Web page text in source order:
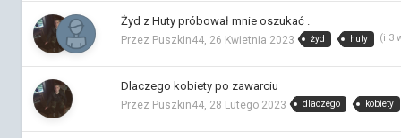
Żyd z Huty próbował mnie oszukać .
Przez Puszkin44, 26 Kwietnia 2023 żyd huty (i 3
Dlaczego kobiety po zawarciu
Przez Puszkin44, 28 Lutego 2023 dlaczego kobiety